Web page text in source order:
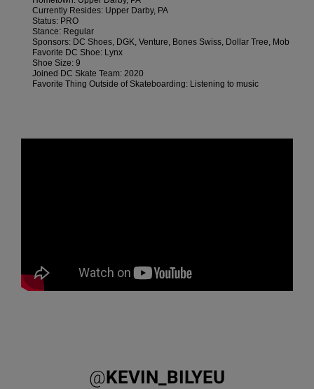
ansehen
Currently Resides: Upper Darby, PA
Status: PRO
Stance: Regular
Sponsors: DC Shoes, DGK, Venture, Bones Swiss, Dollar Tree, Mob
Favorite DC Shoe: Lynx
Shoe Size: 9
Joined DC Skate Team: 2020
Favorite Thing Outside of Skateboarding: Listening to music
@KEVIN_BILYEU